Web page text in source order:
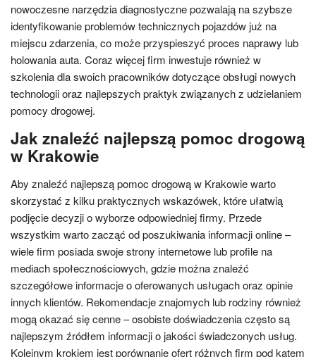
nowoczesne narzędzia diagnostyczne pozwalają na szybsze
identyfikowanie problemów technicznych pojazdów już na
miejscu zdarzenia, co może przyspieszyć proces naprawy lub
holowania auta. Coraz więcej firm inwestuje również w
szkolenia dla swoich pracowników dotyczące obsługi nowych
technologii oraz najlepszych praktyk związanych z udzielaniem
pomocy drogowej.
Jak znaleźć najlepszą pomoc drogową
w Krakowie
Aby znaleźć najlepszą pomoc drogową w Krakowie warto
skorzystać z kilku praktycznych wskazówek, które ułatwią
podjęcie decyzji o wyborze odpowiedniej firmy. Przede
wszystkim warto zacząć od poszukiwania informacji online –
wiele firm posiada swoje strony internetowe lub profile na
mediach społecznościowych, gdzie można znaleźć
szczegółowe informacje o oferowanych usługach oraz opinie
innych klientów. Rekomendacje znajomych lub rodziny również
mogą okazać się cenne – osobiste doświadczenia często są
najlepszym źródłem informacji o jakości świadczonych usług.
Kolejnym krokiem jest porównanie ofert różnych firm pod kątem